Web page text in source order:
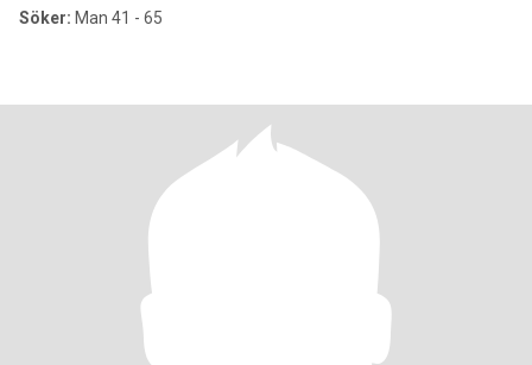
Söker: Man 41 - 65